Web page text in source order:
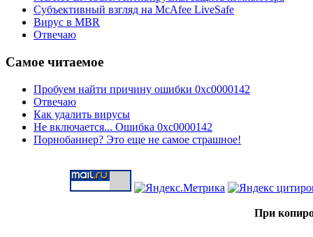
Субъективный взгляд на McAfee LiveSafe
Вирус в MBR
Отвечаю
Самое читаемое
Пробуем найти причину ошибки 0xc0000142
Отвечаю
Как удалить вирусы
Не включается... Ошибка 0xc0000142
Порнобаннер? Это еще не самое страшное!
При